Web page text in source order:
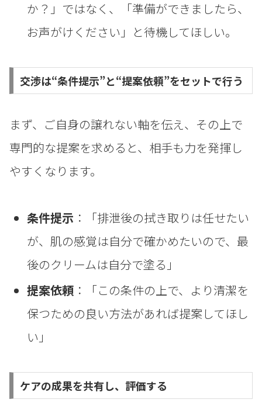
か？」ではなく、「準備ができましたら、
お声がけください」と待機してほしい。
交渉は“条件提示”と“提案依頼”をセットで行う
まず、ご自身の譲れない軸を伝え、その上で
専門的な提案を求めると、相手も力を発揮し
やすくなります。
条件提示 ：「排泄後の拭き取りは任せたい
が、肌の感覚は自分で確かめたいので、最
後のクリームは自分で塗る」
提案依頼 ：「この条件の上で、より清潔を
保つための良い方法があれば提案してほし
い」
ケアの成果を共有し、評価する